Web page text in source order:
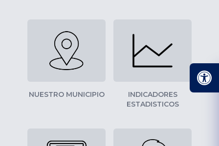
NUESTRO MUNICIPIO
INDICADORES
ESTADISTICOS